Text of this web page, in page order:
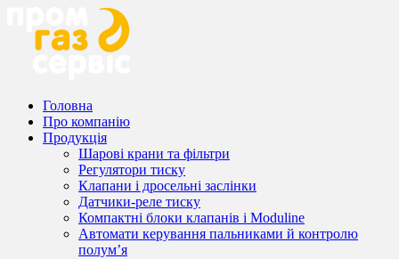
Головна
Про компанію
Продукція
Шарові крани та фільтри
Регулятори тиску
Клапани і дросельні заслінки
Датчики-реле тиску
Компактні блоки клапанів і Moduline
Автомати керування пальниками й контролю
полум’я